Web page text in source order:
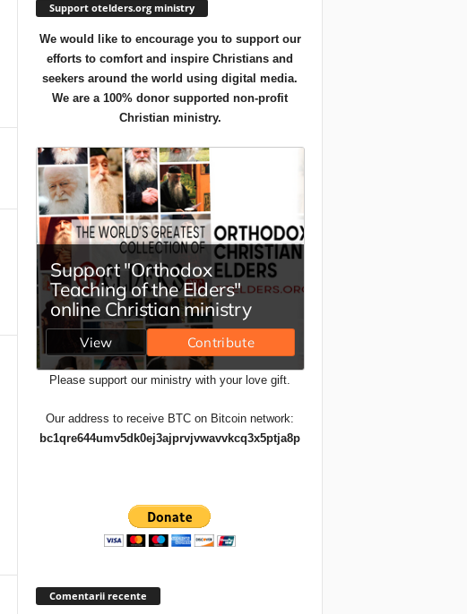
Support otelders.org ministry
We would like to encourage you to support our
efforts to comfort and inspire Christians and
seekers around the world using digital media.
We are a 100% donor supported non-profit
Christian ministry.
Please support our ministry with your love gift.
Our address to receive BTC on Bitcoin network:
bc1qre644umv5dk0ej3ajprvjvwavvkcq3x5ptja8p
Comentarii recente